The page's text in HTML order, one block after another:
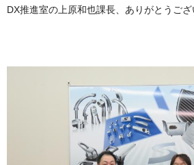
DX推進室の上原和也課長、ありがとうござ